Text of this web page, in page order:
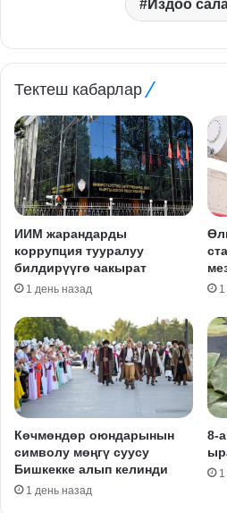
Издоо
Тектеш кабарлар
ИИМ жарандарды
коррупция тууралуу
билдирүүгө чакырат
1 день назад
Көчмөндөр оюндарынын
символу мөңгү суусу
Бишкекке алып келинди
1 день назад
8-